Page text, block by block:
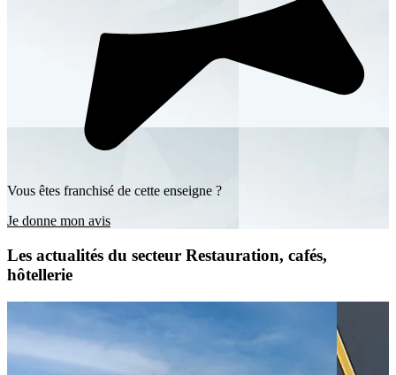
Vous êtes franchisé de cette enseigne ?
Je donne mon avis
Les actualités du secteur Restauration, cafés,
hôtellerie